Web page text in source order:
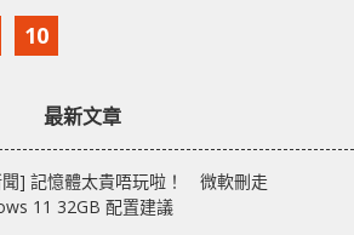
10
最新文章
聞] 記憶體太貴唔玩啦！ 微軟刪走
11 32GB 配置建議